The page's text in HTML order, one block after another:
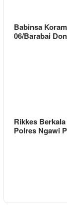
Babinsa
06/Barabai
Rikkes Berkala
Polres Ngawi